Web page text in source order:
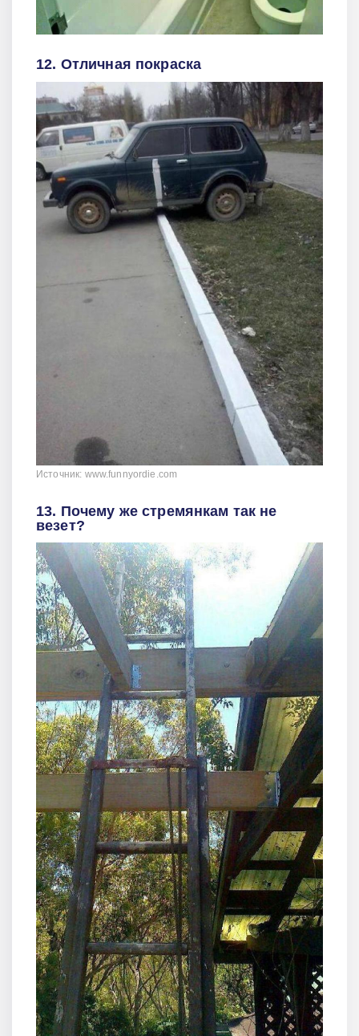
12. Отличная покраска
Источник: www.funnyordie.com
13. Почему же стремянкам так не
везет?